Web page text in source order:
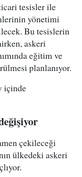
tesisler ile
yönetimi
Bu tesislerin
askeri
eğitim ve
planlanıyor.
içinde
çekileceği
ülkedeki askeri